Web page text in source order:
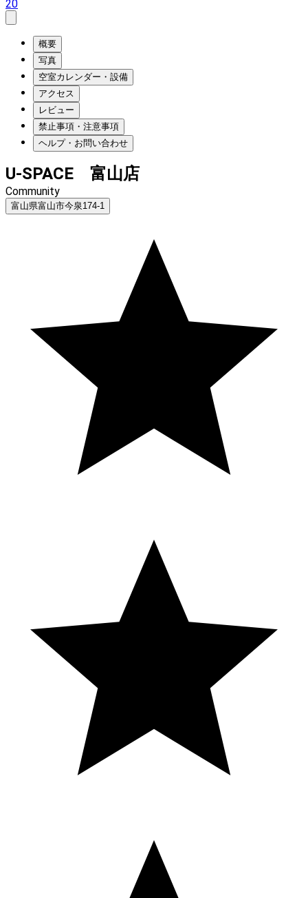
20
概要
写真
空室カレンダー・設備
アクセス
レビュー
禁止事項・注意事項
ヘルプ・お問い合わせ
U-SPACE 富山店
Community
富山県富山市今泉174-1